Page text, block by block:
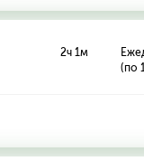
2ч 1м
(по